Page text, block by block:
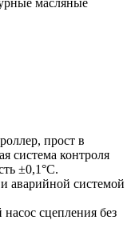
прост в
система контроля
±0,1°C.
аварийной системой
сцепления без